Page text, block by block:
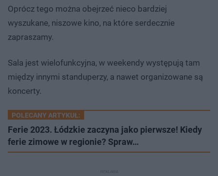
Oprócz tego można obejrzeć nieco bardziej
wyszukane, niszowe kino, na które serdecznie
zapraszamy.
Sala jest wielofunkcyjna, w weekendy występują tam
między innymi standuperzy, a nawet organizowane są
koncerty.
POLECANY ARTYKUŁ:
Ferie 2023. Łódzkie zaczyna jako pierwsze! Kiedy
ferie zimowe w regionie? Spraw…